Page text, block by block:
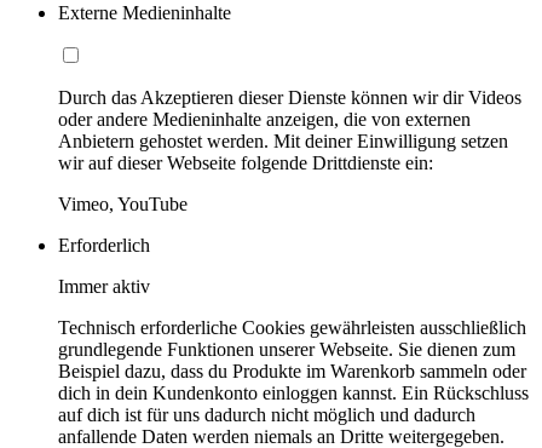
Externe Medieninhalte
Durch das Akzeptieren dieser Dienste können wir dir Videos
oder andere Medieninhalte anzeigen, die von externen
Anbietern gehostet werden. Mit deiner Einwilligung setzen
wir auf dieser Webseite folgende Drittdienste ein:
Vimeo, YouTube
Erforderlich
Immer aktiv
Technisch erforderliche Cookies gewährleisten ausschließlich
grundlegende Funktionen unserer Webseite. Sie dienen zum
Beispiel dazu, dass du Produkte im Warenkorb sammeln oder
dich in dein Kundenkonto einloggen kannst. Ein Rückschluss
auf dich ist für uns dadurch nicht möglich und dadurch
anfallende Daten werden niemals an Dritte weitergegeben.